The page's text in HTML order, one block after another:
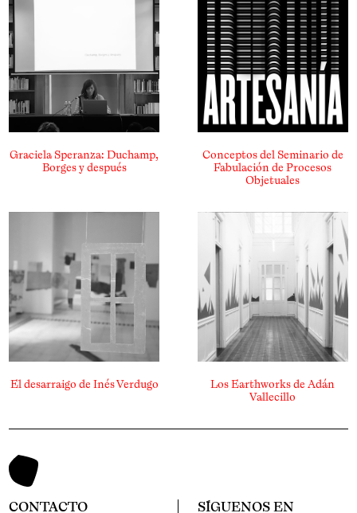
Graciela Speranza: Duchamp,
Borges y después
Conceptos del Seminario de
Fabulación de Procesos
Objetuales
El desarraigo de Inés Verdugo
Los Earthworks de Adán
Vallecillo
CONTACTO SÍGUENOS EN